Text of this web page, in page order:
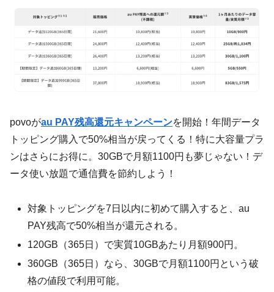
povoがau PAY残高還元キャンペーンを開始！年間データ
トッピング購入で50%相当が戻ってくる！特に大容量プラ
ンはさらにお得に。30GBで月額1100円も夢じゃない！デ
ータ使い放題で通信費を節約しよう！
対象トッピングを7日以内に初めて購入すると、au
PAY残高で50%相当が還元される。
120GB（365日）で実質10GBあたり月額900円。
360GB（365日）なら、30GBで月額1100円という破
格の値段で利用可能。